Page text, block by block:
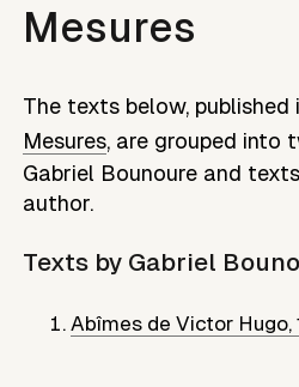
Mesures
The texts below, published
Mesures, are grouped into
Gabriel Bounoure and
author.
Texts by Gabriel
Abîmes de Victor Hugo,